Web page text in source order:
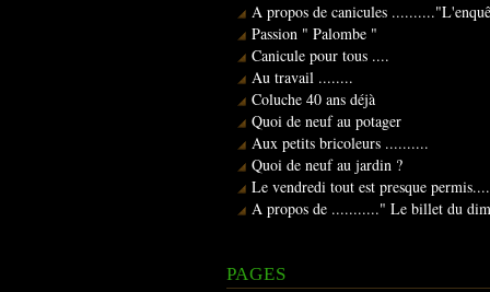
A propos de canicules
Passion " Palombe "
Canicule pour tous ....
Au travail ........
Coluche 40 ans déjà
Quoi de neuf au potager
Aux petits bricoleurs ..........
Quoi de neuf au jardin ?
Le vendredi tout est presque
A propos de ..........." Le billet du
PAGES